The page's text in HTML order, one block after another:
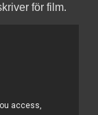
för film.